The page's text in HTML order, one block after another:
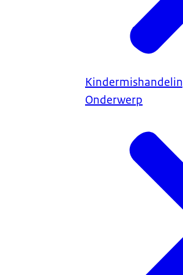
Onderwerp